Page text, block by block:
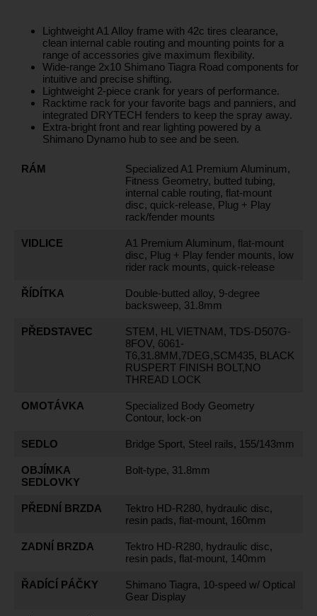
Lightweight A1 Alloy frame with 42c tires clearance,
clean internal cable routing and mounting points for a
range of accessories give maximum flexibility.
Wide-range 2x10 Shimano Tiagra Road components for
intuitive and precise shifting.
Lightweight 2-piece crank for years of performance.
Racktime rack for your favorite bags and panniers, and
integrated DRYTECH fenders to keep the spray away.
Extra-bright front and rear lighting powered by a
Shimano Dynamo hub to see and be seen.
RÁM
Specialized A1 Premium Aluminum,
Fitness Geometry, butted tubing,
internal cable routing, flat-mount
disc, quick-release, Plug + Play
rack/fender mounts
VIDLICE
A1 Premium Aluminum, flat-mount
disc, Plug + Play fender mounts, low
rider rack mounts, quick-release
ŘÍDÍTKA
Double-butted alloy, 9-degree
backsweep, 31.8mm
PŘEDSTAVEC
STEM, HL VIETNAM, TDS-D507G-
8FOV, 6061-
T6,31.8MM,7DEG,SCM435, BLACK
RUSPERT FINISH BOLT,NO
THREAD LOCK
OMOTÁVKA
Specialized Body Geometry
Contour, lock-on
SEDLO Bridge Sport, Steel rails, 155/143mm
OBJÍMKA
SEDLOVKY
Bolt-type, 31.8mm
PŘEDNÍ BRZDA
Tektro HD-R280, hydraulic disc,
resin pads, flat-mount, 160mm
ZADNÍ BRZDA
Tektro HD-R280, hydraulic disc,
resin pads, flat-mount, 140mm
ŘADÍCÍ PÁČKY
Shimano Tiagra, 10-speed w/ Optical
Gear Display